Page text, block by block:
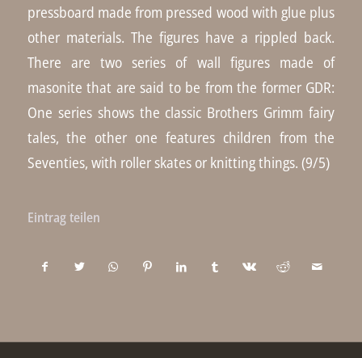
pressboard made from pressed wood with glue plus
other materials. The figures have a rippled back.
There are two series of wall figures made of
masonite that are said to be from the former GDR:
One series shows the classic Brothers Grimm fairy
tales, the other one features children from the
Seventies, with roller skates or knitting things. (9/5)
Eintrag teilen